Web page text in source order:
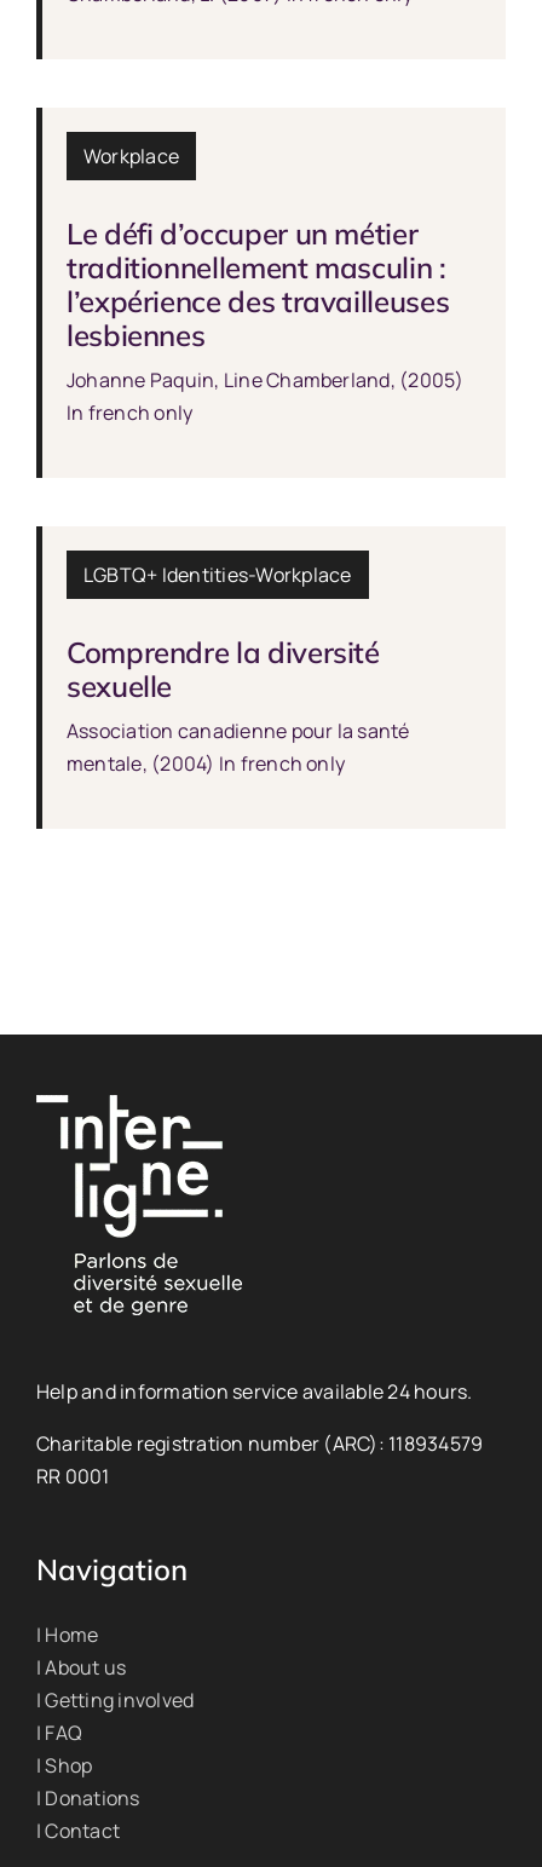
Workplace
Le défi d’occuper un métier
traditionnellement masculin :
l’expérience des travailleuses
lesbiennes
Johanne Paquin, Line Chamberland, (2005)
In french only
LGBTQ+ Identities-Workplace
Comprendre la diversité
sexuelle
Association canadienne pour la santé
mentale, (2004) In french only
Help and information service available 24 hours.
Charitable registration number (ARC): 118934579
RR 0001
Navigation
| Home
| About us
| Getting involved
| FAQ
| Shop
| Donations
| Contact